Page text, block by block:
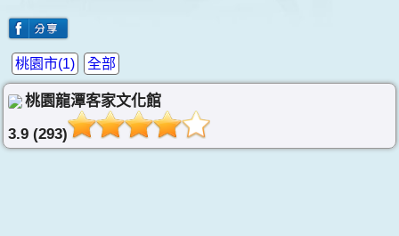
全部
桃園市(1)
桃園龍潭客家文化館
3.9 (293)